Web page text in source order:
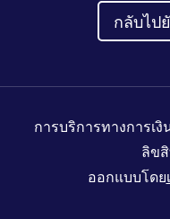
กลับไป
การบริการทางการเ
ลิข
ออกแบบโดย